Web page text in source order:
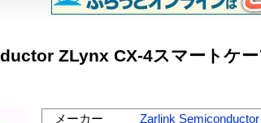
ZLynx CX-4スマートケ
メーカー
Zarlink Semiconductor